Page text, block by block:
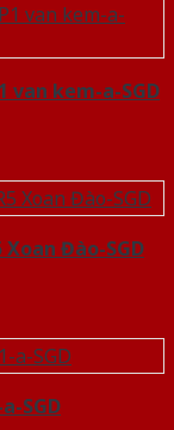
van kem-a-SGD
Xoan Đào-SGD
SGD